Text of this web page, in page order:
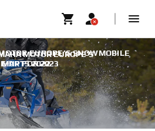
MOTOR EUROPE’S
UP FOR 2023
EUROPE’S SNOWMOBILE
2022